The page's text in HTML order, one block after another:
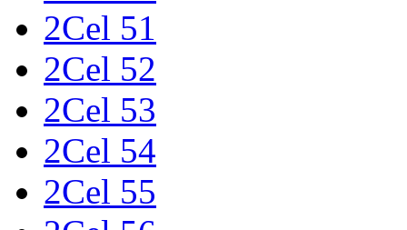
2Cel 51
2Cel 52
2Cel 53
2Cel 54
2Cel 55